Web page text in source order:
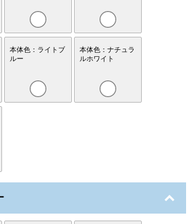
本体色：ライトブ
ルー
本体色：ナチュラ
ルホワイト